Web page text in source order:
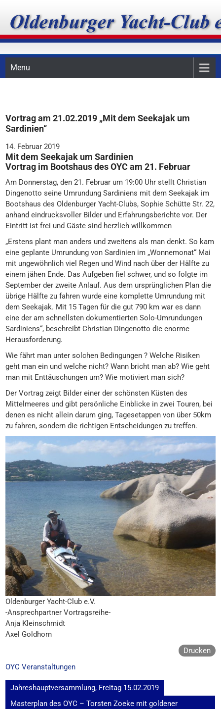
content
Oldenburger Yacht-Club
e.V.
Menu
Vortrag am 21.02.2019 „Mit dem Seekajak um
Sardinien“
14. Februar 2019
Mit dem Seekajak um Sardinien
Vortrag im Bootshaus des OYC am 21. Februar
Am Donnerstag, den 21. Februar um 19:00 Uhr stellt Christian
Dingenotto seine Umrundung Sardiniens mit dem Seekajak im
Bootshaus des Oldenburger Yacht-Clubs, Sophie Schütte Str. 22,
anhand eindrucksvoller Bilder und Erfahrungsberichte vor. Der
Eintritt ist frei und Gäste sind herzlich willkommen
„Erstens plant man anders und zweitens als man denkt. So kam
eine geplante Umrundung von Sardinien im „Wonnemonat“ Mai
mit ungewöhnlich viel Regen und Wind nach über der Hälfte zu
einem jähen Ende. Das Aufgeben fiel schwer, und so folgte im
September der zweite Anlauf. Aus dem ursprünglichen Plan die
übrige Hälfte zu fahren wurde eine komplette Umrundung mit
dem Seekajak. Mit 15 Tagen für die gut 790 km war es dann
eine der am schnellsten dokumentierten Solo-Umrundungen
Sardiniens“, beschreibt Christian Dingenotto die enorme
Herausforderung.
Wie fährt man unter solchen Bedingungen ? Welche Risiken
geht man ein und welche nicht? Wann bricht man ab? Wie geht
man mit Enttäuschungen um? Wie motiviert man sich?
Der Vortrag zeigt Bilder einer der schönsten Küsten des
Mittelmeeres und gibt persönliche Einblicke in zwei Touren, bei
denen es nicht allein darum ging, Tagesetappen von über 50km
zu fahren, sondern die richtigen Entscheidungen zu treffen.
Oldenburger Yacht-Club e.V.
-Ansprechpartner Vortragsreihe-
Anja Kleinschmidt
Axel Goldhorn
Drucken
OYC Veranstaltungen
Beitragsnavigation
Jahreshauptversammlung, Freitag 15.02.2019
Masterplan des OYC – Torsten Zoeke mit goldener